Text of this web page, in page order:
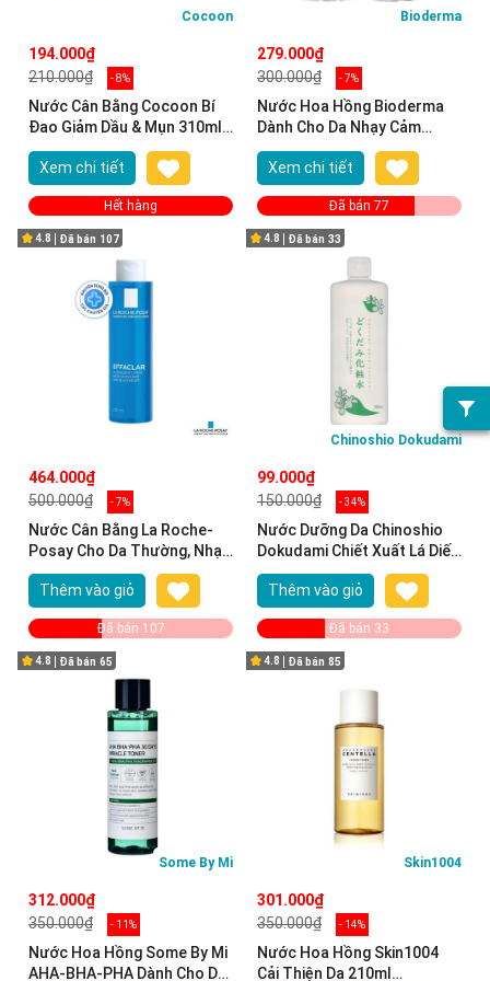
Cocoon
194.000₫
210.000₫
- 8%
Nước Cân Bằng Cocoon Bí
Đao Giảm Dầu & Mụn 310ml
Winter Melon Toner
Xem chi tiết
Hết hàng
Bioderma
279.000₫
300.000₫
- 7%
Nước Hoa Hồng Bioderma
Dành Cho Da Nhạy Cảm
250ml Sensibio Tonique
Xem chi tiết
Đã bán 77
4.8 Đã bán 107
464.000₫
500.000₫
- 7%
Nước Cân Bằng La Roche-
Posay Cho Da Thường, Nhạy
Cảm 200ml Soothing Lotion
Sensitive Skin
Thêm vào giỏ
Đã bán 107
4.8 Đã bán 33
Chinoshio Dokudami
99.000₫
150.000₫
- 34%
Nước Dưỡng Da Chinoshio
Dokudami Chiết Xuất Lá Diếp
Cá 500ml Natural Skin
Lotion
Thêm vào giỏ
Đã bán 33
4.8 Đã bán 65
Some By Mi
312.000₫
350.000₫
- 11%
Nước Hoa Hồng Some By Mi
AHA-BHA-PHA Dành Cho Da
4.8 Đã bán 85
Skin1004
301.000₫
350.000₫
- 14%
Nước Hoa Hồng Skin1004
Cải Thiện Da 210ml